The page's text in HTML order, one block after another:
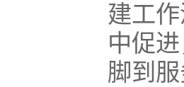
建工
中促
脚到